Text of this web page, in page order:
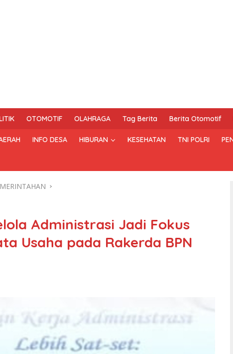
OTOMOTIF OLAHRAGA Tag Berita Berita Otomotif
INFO DESA HIBURAN KESEHATAN TNI POLRI
Administrasi Jadi Fokus
Usaha pada Rakerda BPN